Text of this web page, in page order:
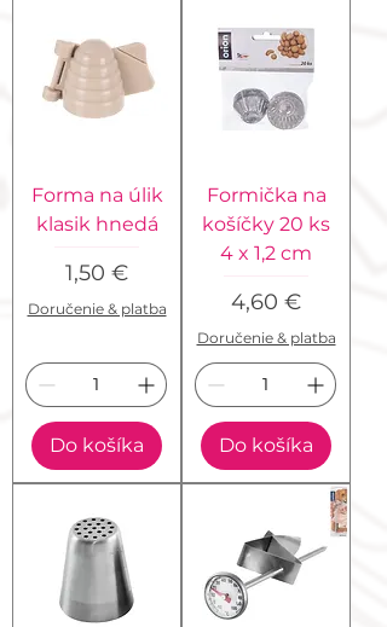
Forma na úlik
klasik hnedá
Cena
1,50 €
Doručenie & platba
Do košíka
Formička na
košíčky 20 ks
4 x 1,2 cm
Cena
4,60 €
Doručenie & platba
Do košíka